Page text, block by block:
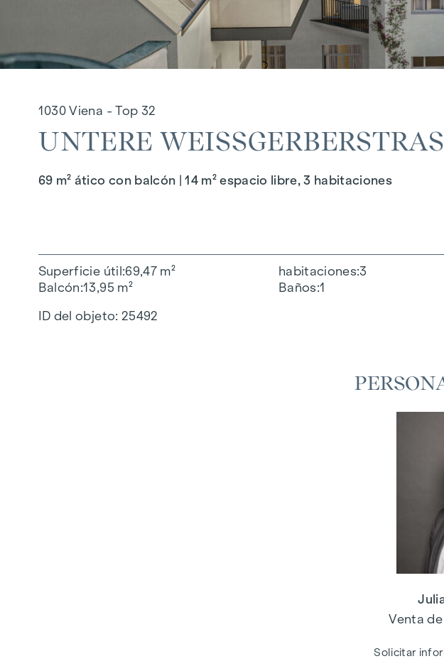
1030 Viena - Top 32
UNTERE
69 m² ático con balcón | 14 m² espacio libre, 3 habitaciones
Superficie útil 69,47 m²
Balcón 13,95 m²
habitaciones 3
Baños 1
ID del objeto: 25492
Venta
Solicitar